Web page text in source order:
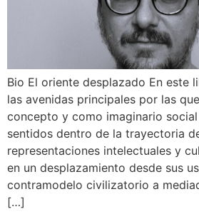
Bio El oriente desplazado En este
las avenidas principales por las
concepto y como imaginario
sentidos dentro de la trayectoria
representaciones intelectuales y
en un desplazamiento desde sus
contramodelo civilizatorio a
[…]